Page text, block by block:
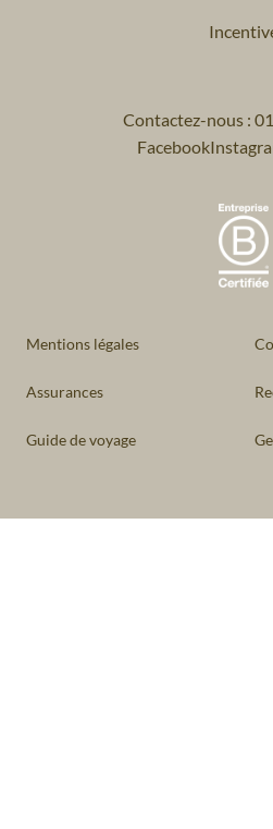
Contactez-nous :
Facebook
Mentions légales
Assurances
Guide de voyage